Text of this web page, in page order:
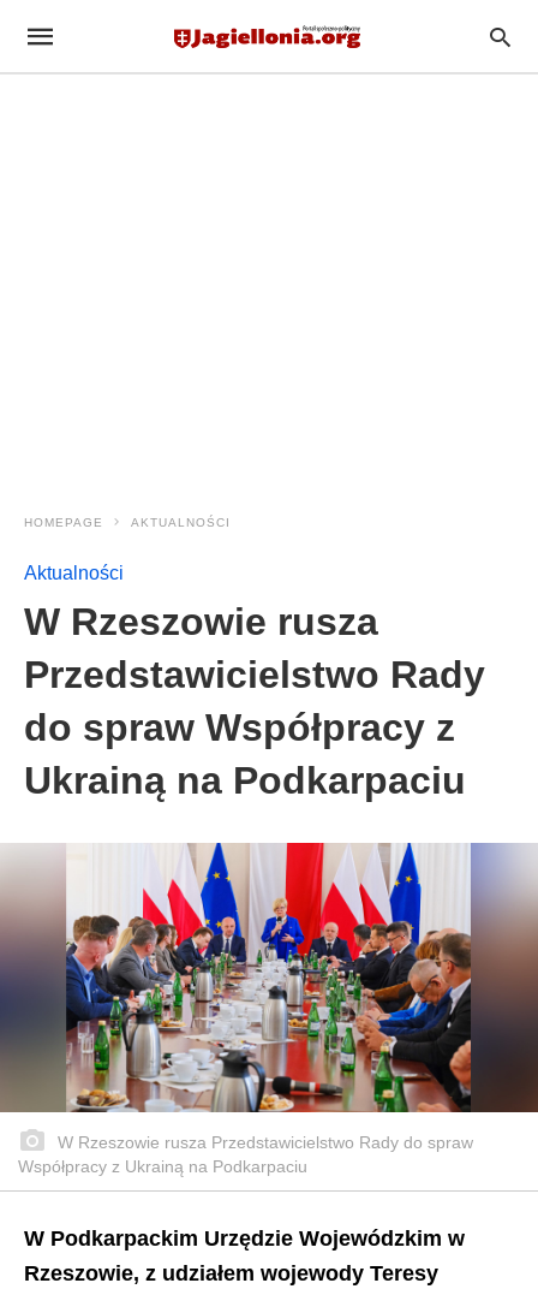
HOMEPAGE AKTUALNOŚCI
Aktualności
W Rzeszowie rusza
Przedstawicielstwo Rady
do spraw Współpracy z
Ukrainą na Podkarpaciu
W Rzeszowie rusza Przedstawicielstwo Rady do spraw
Współpracy z Ukrainą na Podkarpaciu
W Podkarpackim Urzędzie Wojewódzkim w
Rzeszowie, z udziałem wojewody Teresy